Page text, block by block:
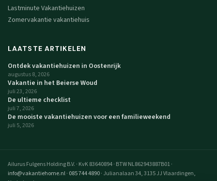
Lastminute Vakantiehuizen
Zomervakantie vakantiehuis
LAATSTE ARTIKELEN
Ontdek vakantiehuizen in Oostenrijk
augustus 8, 2026
Vakantie in het Beierse Woud
juli 23, 2026
De ultieme checklist
juli 7, 2026
De mooiste vakantiehuizen voor een familieweekend
juli 5, 2026
Ailurus Fulgens Holding B.V. · KvK 83640894· BTW NL862943887B01·
info@vakantiehome.nl· 085 744 4890· Julianalaan 34, 3135 JJ Vlaardingen,